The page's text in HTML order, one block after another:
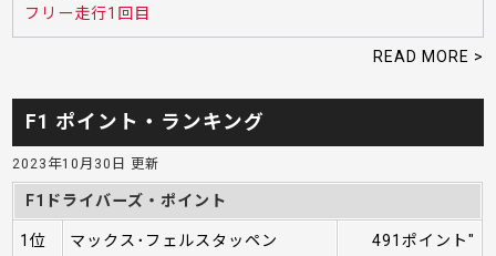
フリー走行1回目
READ MORE >
F1 ポイント・ランキング
2023年10月30日 更新
F1ドライバーズ・ポイント
1位 マックス･フェルスタッペン 491ポイント"